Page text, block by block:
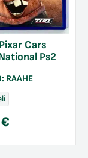
Cars
Ps2
RAAHE
€